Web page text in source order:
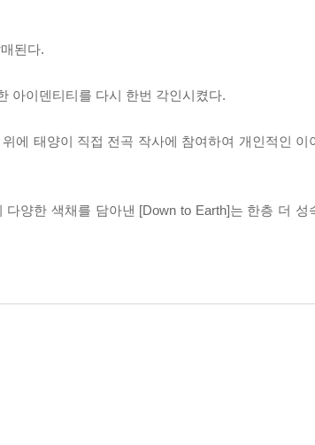
된다.
아이덴티티를 다시 한번 각인시켰다.
에 태양이 직접 전곡 작사에 참여하여 개인적인 이
양한 색채를 담아낸 [Down to Earth]는 한층 더 성